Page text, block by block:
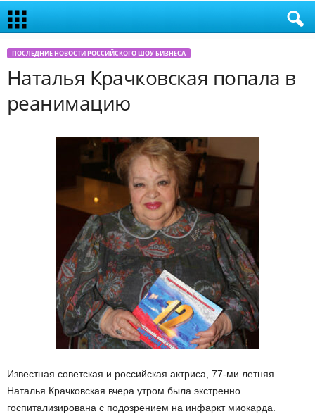
ПОСЛЕДНИЕ НОВОСТИ РОССИЙСКОГО ШОУ БИЗНЕСА
Наталья Крачковская попала в
реанимацию
Известная советская и российская актриса, 77-ми летняя
Наталья Крачковская вчера утром была экстренно
госпитализирована с подозрением на инфаркт миокарда.